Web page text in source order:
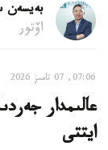
بەيسەن
اۆتور
07:06, 07 تامىز 2026
عالىمدار
ايتتى